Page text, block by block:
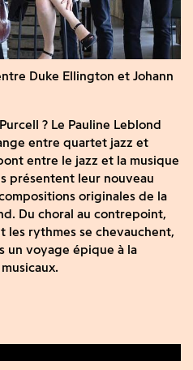
Duke Ellington et Johann
? Le Pauline Leblond
entre quartet jazz et
entre le jazz et la musique
présentent leur nouveau
originales de la
Du choral au contrepoint,
les rythmes se chevauchent,
un voyage épique à la